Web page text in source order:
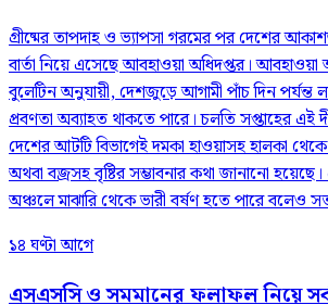
গ্রীষ্মের তাপদাহ ও ভ্যাপসা গরমের পর দেশের
বার্তা নিয়ে এসেছে আবহাওয়া অধিদপ্তর। আবহাওয়া
বুলেটিন অনুযায়ী, দেশজুড়ে আগামী পাঁচ দিন পর্যন্ত
প্রবণতা অব্যাহত থাকতে পারে। চলতি সপ্তাহের এই
দেশের আটটি বিভাগেই দমকা হাওয়াসহ হালকা থেকে
অথবা বজ্রসহ বৃষ্টির সম্ভাবনার কথা জানানো
অঞ্চলে মাঝারি থেকে ভারী বর্ষণ হতে পারে বলেও
১৪ ঘণ্টা আগে
এসএসসি ও সমমানের ফলাফল নিয়ে